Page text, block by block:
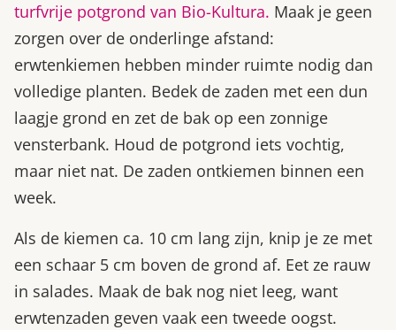
turfvrije potgrond van Bio-Kultura. Maak je geen
zorgen over de onderlinge afstand:
erwtenkiemen hebben minder ruimte nodig dan
volledige planten. Bedek de zaden met een dun
laagje grond en zet de bak op een zonnige
vensterbank. Houd de potgrond iets vochtig,
maar niet nat. De zaden ontkiemen binnen een
week.
Als de kiemen ca. 10 cm lang zijn, knip je ze met
een schaar 5 cm boven de grond af. Eet ze rauw
in salades. Maak de bak nog niet leeg, want
erwtenzaden geven vaak een tweede oogst.